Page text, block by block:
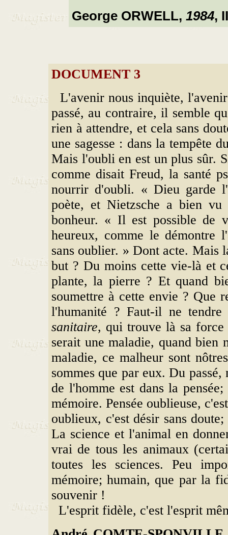
George ORWELL, 1984,
DOCUMENT 3
L'avenir nous inquiète,
passé, au contraire, il semble
rien à attendre, et cela sans
une sagesse : dans la tempête
Mais l'oubli en est un plus sûr.
comme disait Freud, la santé
nourrir d'oubli. « Dieu garde
poète, et Nietzsche a bien
bonheur. « Il est possible de
heureux, comme le démontre
sans oublier. » Dont acte. Mais
but ? Du moins cette vie-là et
plante, la pierre ? Et quand
soumettre à cette envie ? Que
l'humanité ? Faut-il ne
sanitaire, qui trouve là sa force
serait une maladie, quand bien
maladie, ce malheur sont
sommes que par eux. Du
de l'homme est dans la
mémoire. Pensée oublieuse,
oublieux, c'est désir sans
La science et l'animal en
vrai de tous les animaux
toutes les sciences. Peu
mémoire; humain, que par la
souvenir !
L'esprit fidèle, c'est l'esprit